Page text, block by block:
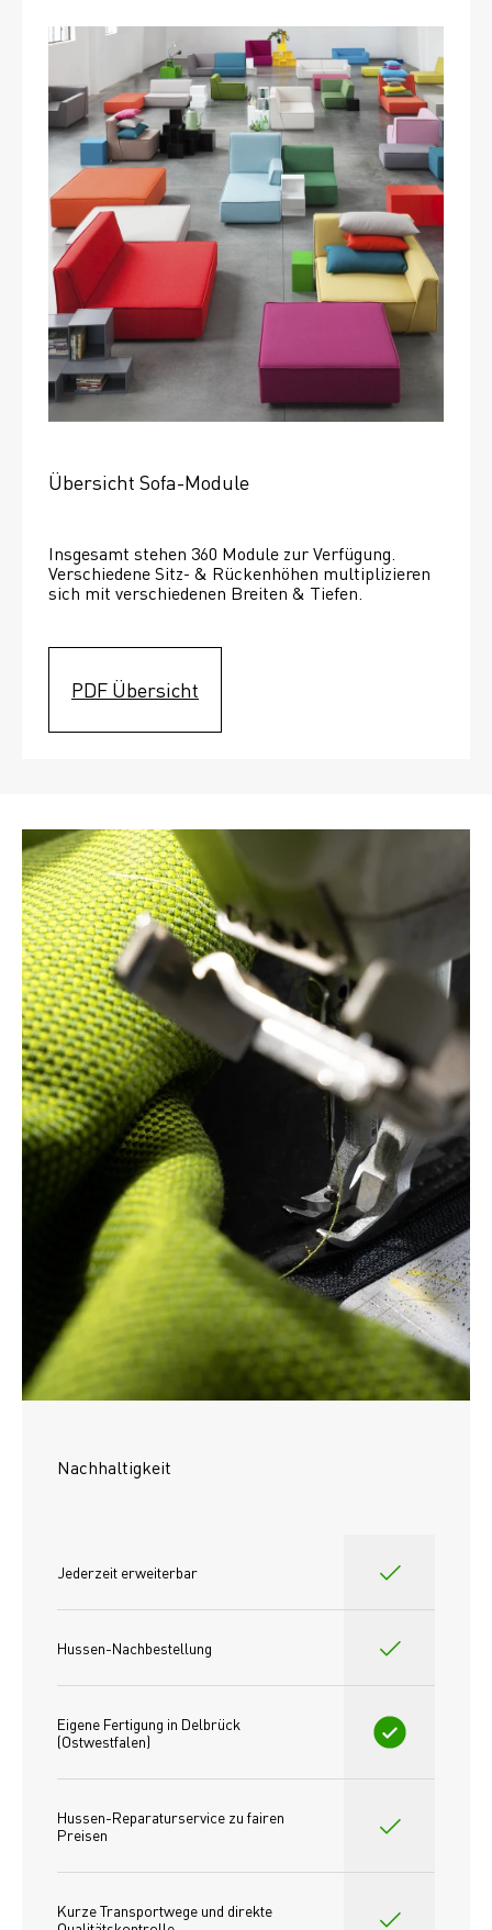
Übersicht Sofa-Module
Insgesamt stehen 360 Module zur Verfügung.
Verschiedene Sitz- & Rückenhöhen multiplizieren
sich mit verschiedenen Breiten & Tiefen.
PDF Übersicht
Nachhaltigkeit
Jederzeit erweiterbar
Hussen-Nachbestellung
Eigene Fertigung in Delbrück
(Ostwestfalen)
Hussen-Reparaturservice zu fairen
Preisen​
Kurze Transportwege und direkte